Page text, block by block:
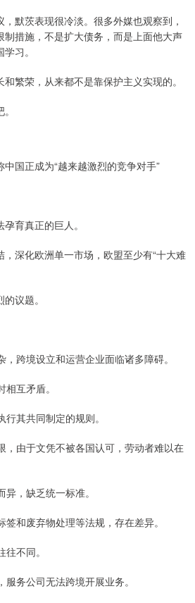
默茨表现很冷淡。很多外媒也观察到，
措施，不是扩大债务，而是上面他大声
习。
繁荣，从来都不是靠保护主义实现的。
国正成为“越来越激烈的竞争对手”
育真正的巨人。
深化欧洲单一市场，欧盟至少有“十大难
议题。
跨境设立和运营企业面临诸多障碍。
互矛盾。
其共同制定的规则。
，由于文凭不被各国认可，劳动者难以在
，缺乏统一标准。
和废弃物处理等法规，存在差异。
不同。
务公司无法跨境开展业务。